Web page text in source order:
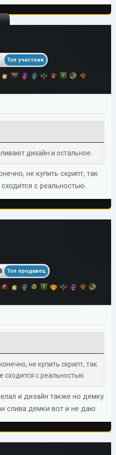
Топ участник
дизайн и остальное.
не купить скрипт, так
с реальностью.
Топ продавец
не купить скрипт, так
сходится с реальностью.
и дизайн также но демку
слива демки вот и не даю